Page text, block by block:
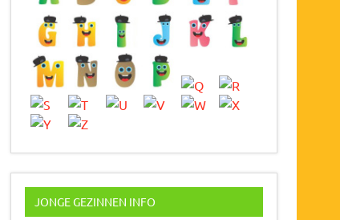
JONGE GEZINNEN INFO